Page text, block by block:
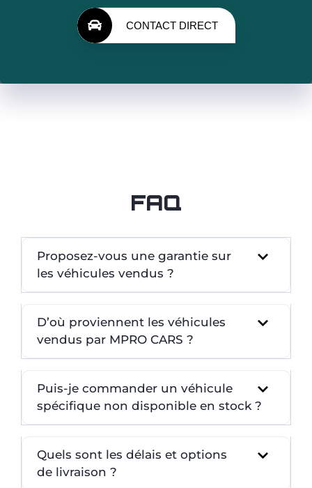
CONTACT DIRECT
FAQ
Proposez-vous une garantie sur
les véhicules vendus ?
D’où proviennent les véhicules
vendus par MPRO CARS ?
Puis-je commander un véhicule
spécifique non disponible en stock ?
Quels sont les délais et options
de livraison ?